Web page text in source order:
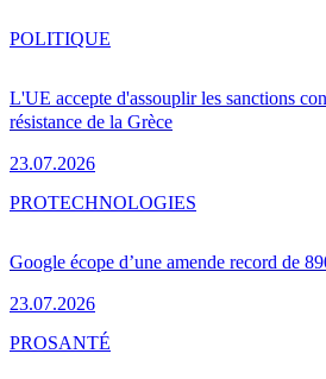
L'UE accepte d'assouplir les sanctions
résistance de la Grèce
23.07.2026
POLITIQUE
Google écope d’une amende record de
23.07.2026
PROTECHNOLOGIES
PROSANTÉ